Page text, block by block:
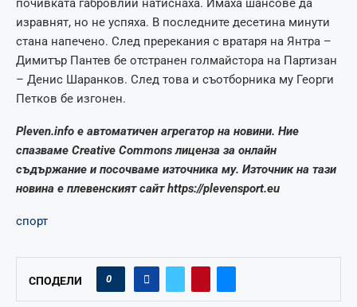
почивката габровлии натиснаха. Имаха шансове да
изравнят, но не успяха. В последните десетина минути
стана напечено. След пререкания с вратаря на Янтра –
Димитър Пантев бе отстранен голмайстора на Партизан
– Денис Шаранков. След това и съотборника му Георги
Петков бе изгонен.
Pleven.info е автоматичен агрегатор на новини. Ние
спазваме Creative Commons лиценза за онлайн
съдържание и посочваме източника му. Източник на тази
новина е плевенският сайт https://plevensport.eu
спорт
СПОДЕЛИ 0